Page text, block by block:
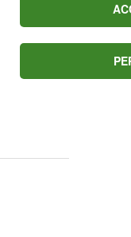
Sky e la Mediaset
ZDF, ricevibile